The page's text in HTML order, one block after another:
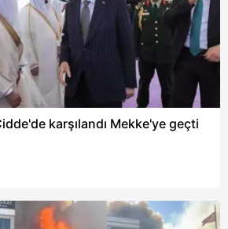
karşılandı Mekke'ye geçti